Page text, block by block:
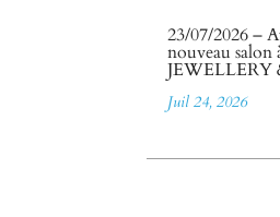
23/07/2026 –
nouveau
Juil 24, 2026